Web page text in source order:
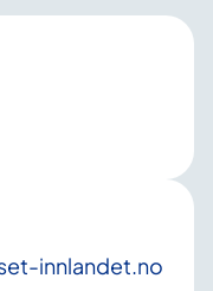
innlandet.no